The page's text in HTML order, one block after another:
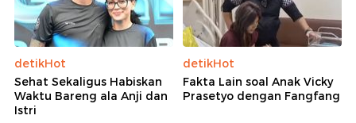
detikHot
Sehat Sekaligus Habiskan
Waktu Bareng ala Anji dan
Istri
detikHot
Fakta Lain soal Anak Vicky
Prasetyo dengan Fangfang